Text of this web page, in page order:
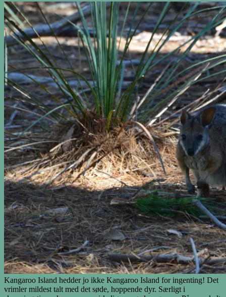
Kangaroo Island hedder jo ikke Kangaroo Island for ingenting! Det
vrimler mildest talt med det søde, hoppende dyr. Særligt i